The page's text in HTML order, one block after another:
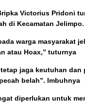
Victorius Pridoni
di Kecamatan Jelimpo.
warga masyarakat
atau Hoax,” tuturnya
jaga keutuhan dan
belah”. Imbuhnya
diperlukan untuk